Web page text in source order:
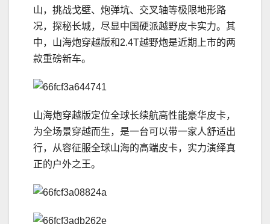
山，挑战戈壁、炮弹坑、交叉轴等极限地形路
况，探秘长城，尽显中国硬派越野皮卡实力。其
中，山海炮穿越版和2.4T越野炮是近期上市的两
款重磅新车。
山海炮穿越版定位全球长续航高性能豪华皮卡，
为全场景穿越而生，是一台可以带一家人舒适出
行，从容征服全球山海的高端皮卡，实力演绎真
正的户外之王。